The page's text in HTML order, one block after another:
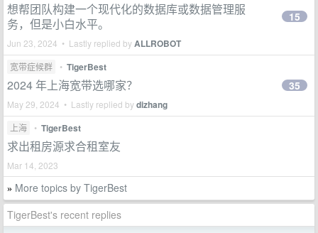
想帮团队构建一个现代化的数据库或数据管理服
务，但是小白水平。
Jun 23, 2024 • Lastly replied byALLROBOT
15
宽带症候群 • TigerBest
2024 年上海宽带选哪家？
May 29, 2024 • Lastly replied bydizhang
35
上海 • TigerBest
求出租房源求合租室友
Mar 14, 2023
» More topics by TigerBest
TigerBest's recent replies